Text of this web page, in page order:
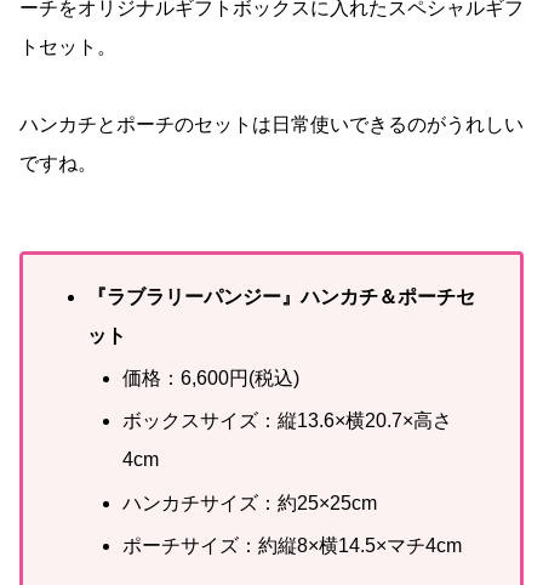
ーチをオリジナルギフトボックスに入れたスペシャルギフ
トセット。
ハンカチとポーチのセットは日常使いできるのがうれしい
ですね。
『ラブラリーパンジー』ハンカチ＆ポーチセ
ット
価格：6,600円(税込)
ボックスサイズ：縦13.6×横20.7×高さ
4cm
ハンカチサイズ：約25×25cm
ポーチサイズ：約縦8×横14.5×マチ4cm